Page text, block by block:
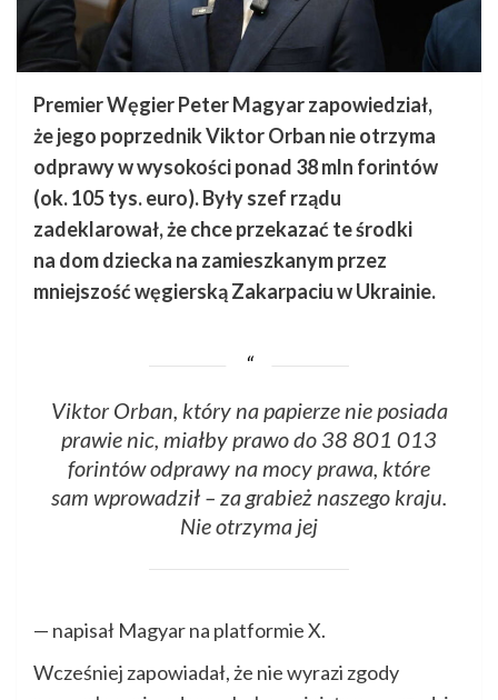
Premier Węgier Peter Magyar zapowiedział,
że jego poprzednik Viktor Orban nie otrzyma
odprawy w wysokości ponad 38 mln forintów
(ok. 105 tys. euro). Były szef rządu
zadeklarował, że chce przekazać te środki
na dom dziecka na zamieszkanym przez
mniejszość węgierską Zakarpaciu w Ukrainie.
Viktor Orban, który na papierze nie posiada
prawie nic, miałby prawo do 38 801 013
forintów odprawy na mocy prawa, które
sam wprowadził – za grabież naszego kraju.
Nie otrzyma jej
— napisał Magyar na platformie X.
Wcześniej zapowiadał, że nie wyrazi zgody